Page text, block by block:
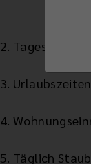
2.
3.
4.
5. Täglich